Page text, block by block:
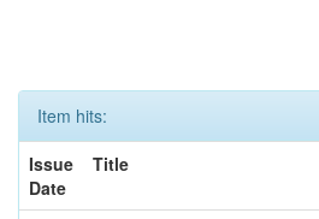
Item hits:
Issue
Date
Title